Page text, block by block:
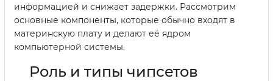
информацией и снижает задержки. Рассмотрим
основные компоненты, которые обычно входят в
материнскую плату и делают её ядром
компьютерной системы.
Роль и типы чипсетов